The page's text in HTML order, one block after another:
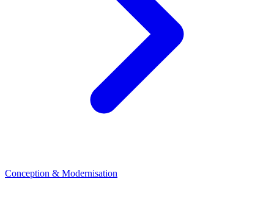
Conception & Modernisation